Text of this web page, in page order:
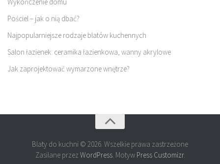
Pościel – jak o nią dbać?
Najpopularniejsze rodzaje blatów kuchennych
Salon łazienek: ceramika łazienkowa, wanny akrylowe
Jak zaprojektować wymarzone wnętrze?
Blaty do kuchni © 2026. Wszelkie prawa zastrzeżone
Zasilane przez WordPress. Motyw Press Customizr.